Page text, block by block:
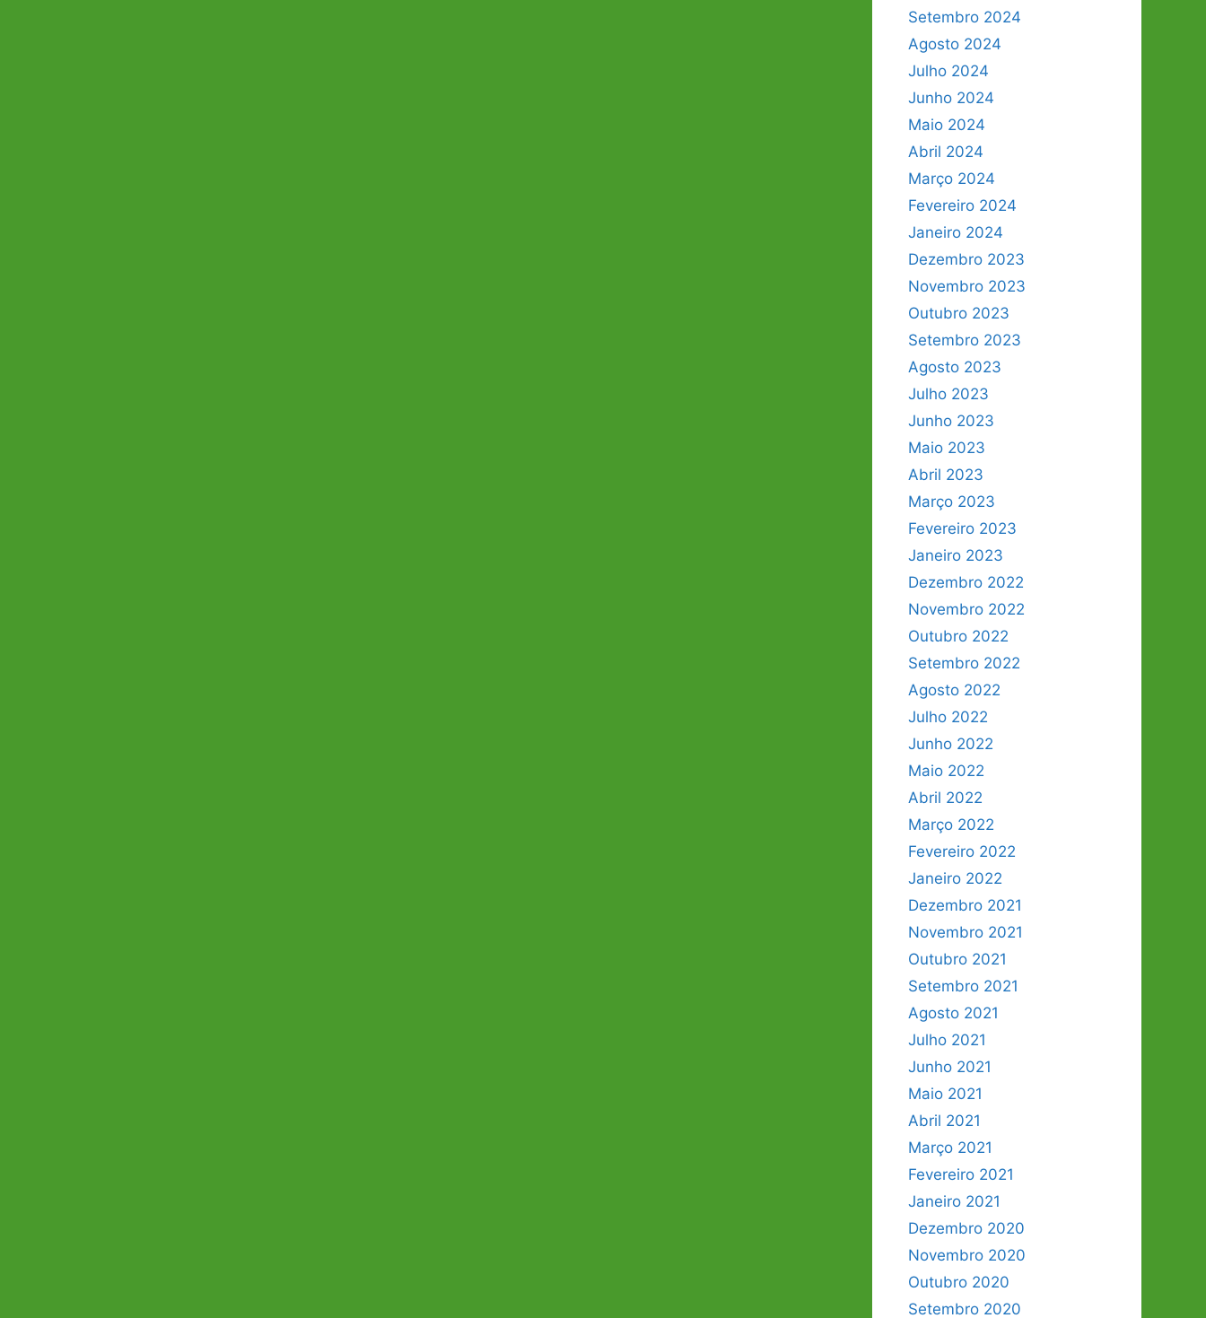
Setembro 2024
Agosto 2024
Julho 2024
Junho 2024
Maio 2024
Abril 2024
Março 2024
Fevereiro 2024
Janeiro 2024
Dezembro 2023
Novembro 2023
Outubro 2023
Setembro 2023
Agosto 2023
Julho 2023
Junho 2023
Maio 2023
Abril 2023
Março 2023
Fevereiro 2023
Janeiro 2023
Dezembro 2022
Novembro 2022
Outubro 2022
Setembro 2022
Agosto 2022
Julho 2022
Junho 2022
Maio 2022
Abril 2022
Março 2022
Fevereiro 2022
Janeiro 2022
Dezembro 2021
Novembro 2021
Outubro 2021
Setembro 2021
Agosto 2021
Julho 2021
Junho 2021
Maio 2021
Abril 2021
Março 2021
Fevereiro 2021
Janeiro 2021
Dezembro 2020
Novembro 2020
Outubro 2020
Setembro 2020